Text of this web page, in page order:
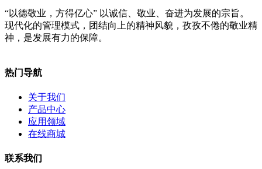
“以德敬业，方得亿心” 以诚信、敬业、奋进为发展的宗旨。
现代化的管理模式，团结向上的精神风貌，孜孜不倦的敬业精
神，是发展有力的保障。
热门导航
关于我们
产品中心
应用领域
在线商城
联系我们